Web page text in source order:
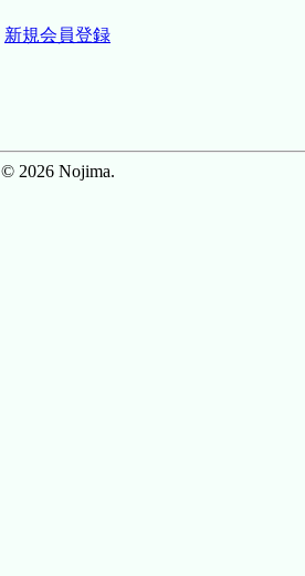
新規会員登録
© 2026 Nojima.